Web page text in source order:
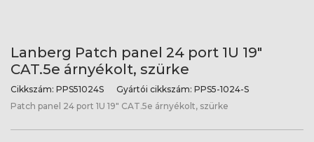
Lanberg Patch panel 24 port 1U 19"
CAT.5e árnyékolt, szürke
Cikkszám: PPS51024S Gyártói cikkszám: PPS5-1024-S
Patch panel 24 port 1U 19" CAT.5e árnyékolt, szürke